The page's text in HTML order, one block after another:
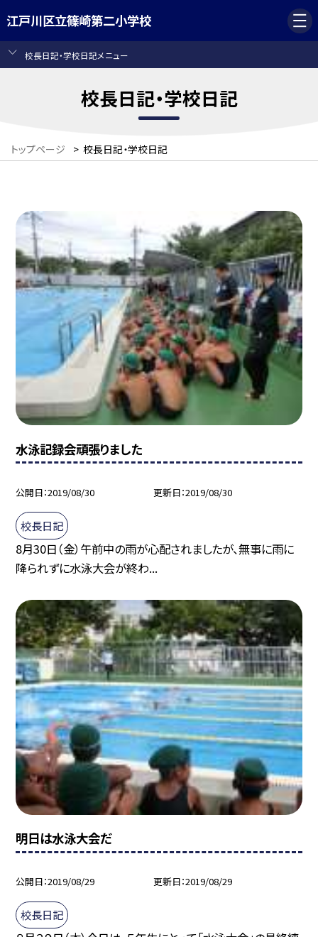
江戸川区立篠崎第二小学校
校長日記・学校日記メニュー
校長日記・学校日記
トップページ > 校長日記・学校日記
水泳記録会頑張りました
公開日 2019/08/30 更新日 2019/08/30
校長日記
8月30日（金）午前中の雨が心配されましたが、無事に雨に
降られずに水泳大会が終わ...
明日は水泳大会だ
公開日 2019/08/29 更新日 2019/08/29
校長日記